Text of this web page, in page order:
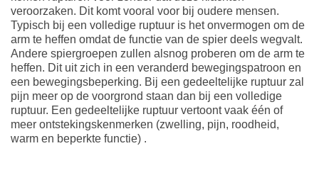
veroorzaken. Dit komt vooral voor bij oudere mensen.
Typisch bij een volledige ruptuur is het onvermogen om de
arm te heffen omdat de functie van de spier deels wegvalt.
Andere spiergroepen zullen alsnog proberen om de arm te
heffen. Dit uit zich in een veranderd bewegingspatroon en
een bewegingsbeperking. Bij een gedeeltelijke ruptuur zal
pijn meer op de voorgrond staan dan bij een volledige
ruptuur. Een gedeeltelijke ruptuur vertoont vaak één of
meer ontstekingskenmerken (zwelling, pijn, roodheid,
warm en beperkte functie) .